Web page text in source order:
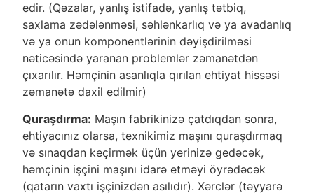
edir. (Qəzalar, yanlış istifadə, yanlış tətbiq,
saxlama zədələnməsi, səhlənkarlıq və ya avadanlıq
və ya onun komponentlərinin dəyişdirilməsi
nəticəsində yaranan problemlər zəmanətdən
çıxarılır. Həmçinin asanlıqla qırılan ehtiyat hissəsi
zəmanətə daxil edilmir)
Quraşdırma: Maşın fabrikinizə çatdıqdan sonra,
ehtiyacınız olarsa, texnikimiz maşını quraşdırmaq
və sınaqdan keçirmək üçün yerinizə gedəcək,
həmçinin işçini maşını idarə etməyi öyrədəcək
(qatarın vaxtı işçinizdən asılıdır). Xərclər (təyyarə